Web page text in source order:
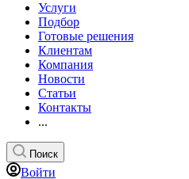
Услуги
Подбор
Готовые решения
Клиентам
Компания
Новости
Статьи
Контакты
...
Поиск
Войти